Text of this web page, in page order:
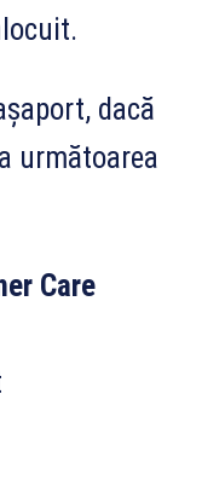
dacă
următoarea
Care